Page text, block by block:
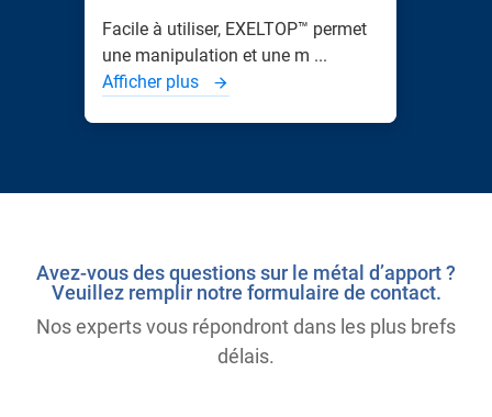
Facile à utiliser, EXELTOP™ permet
une manipulation et une m ...
Afficher plus
Avez-vous des questions sur le métal d’apport ?
Veuillez remplir notre formulaire de contact.
Nos experts vous répondront dans les plus brefs
délais.